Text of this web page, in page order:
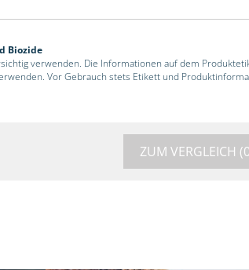
Biozide
verwenden. Die Informationen auf dem
Vor Gebrauch stets Etikett und
ZUM VERGLEICH